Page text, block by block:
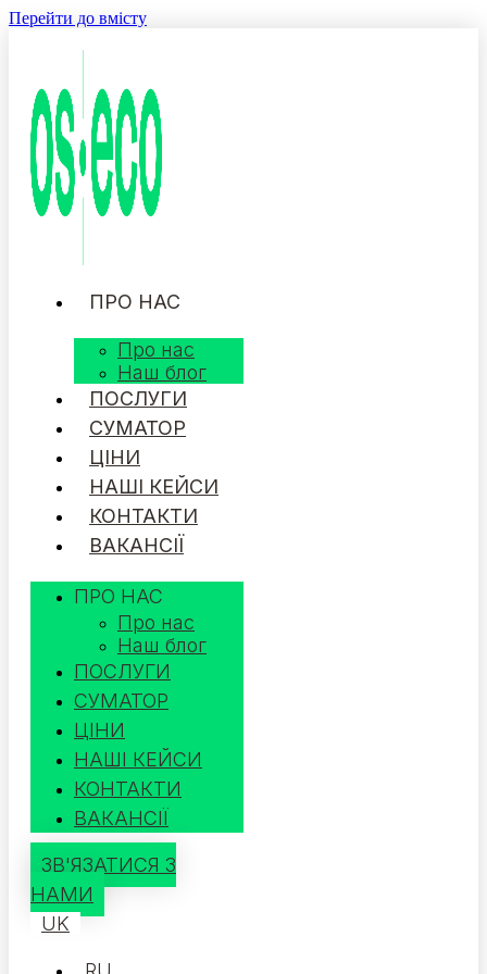
Перейти до вмісту
ПРО НАС
Про нас
Наш блог
ПОСЛУГИ
СУМАТОР
ЦІНИ
НАШІ КЕЙСИ
КОНТАКТИ
ВАКАНСІЇ
ПРО НАС
Про нас
Наш блог
ПОСЛУГИ
СУМАТОР
ЦІНИ
НАШІ КЕЙСИ
КОНТАКТИ
ВАКАНСІЇ
ЗВ'ЯЗАТИСЯ З
НАМИ
UK